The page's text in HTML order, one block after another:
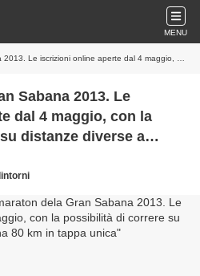
MENU
maggio, con la possibilità di correre su distanze diverse a partire da una 80 km in tappa unica
Sabana 2013. Le
dal 4 maggio, con la
distanze diverse a
tappa unica